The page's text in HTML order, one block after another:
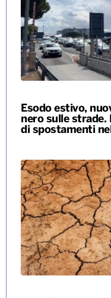
Esodo estivo,
nero sulle
di spostamenti